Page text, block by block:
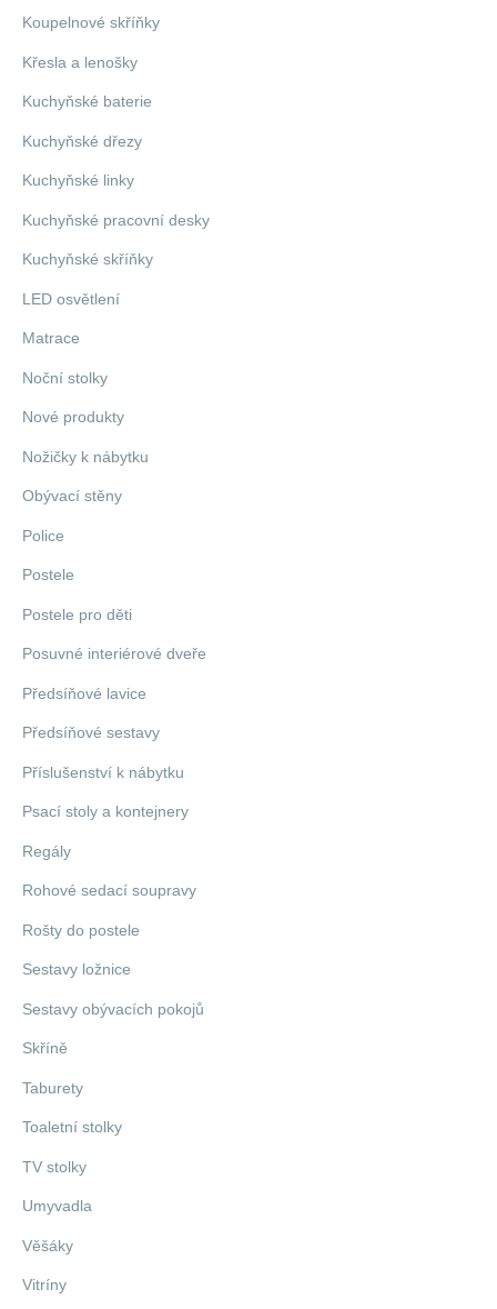
Koupelnové skříňky
Křesla a lenošky
Kuchyňské baterie
Kuchyňské dřezy
Kuchyňské linky
Kuchyňské pracovní desky
Kuchyňské skříňky
LED osvětlení
Matrace
Noční stolky
Nové produkty
Nožičky k nábytku
Obývací stěny
Police
Postele
Postele pro děti
Posuvné interiérové dveře
Předsíňové lavice
Předsíňové sestavy
Příslušenství k nábytku
Psací stoly a kontejnery
Regály
Rohové sedací soupravy
Rošty do postele
Sestavy ložnice
Sestavy obývacích pokojů
Skříně
Taburety
Toaletní stolky
TV stolky
Umyvadla
Věšáky
Vitríny